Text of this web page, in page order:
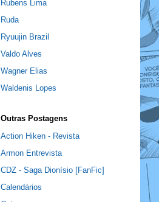
Rubens Lima
Ruda
Ryuujin Brazil
Valdo Alves
Wagner Elias
Waldenis Lopes
Outras Postagens
Action Hiken - Revista
Armon Entrevista
CDZ - Saga Dionísio [FanFic]
Calendários